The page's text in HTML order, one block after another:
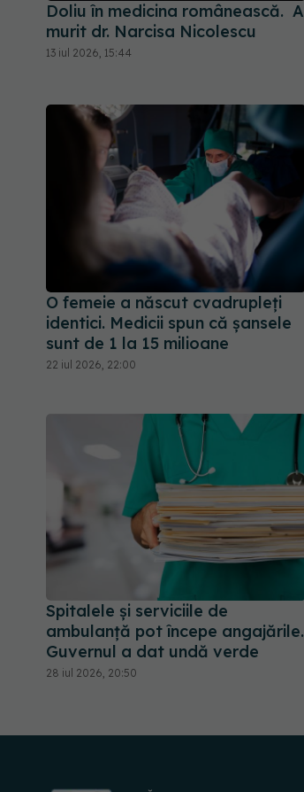
Doliu în medicina românească. A
murit dr. Narcisa Nicolescu
13 iul 2026, 15:44
O femeie a născut cvadrupleți
identici. Medicii spun că șansele
sunt de 1 la 15 milioane
22 iul 2026, 22:00
Spitalele și serviciile de
ambulanță pot începe angajările.
Guvernul a dat undă verde
28 iul 2026, 20:50